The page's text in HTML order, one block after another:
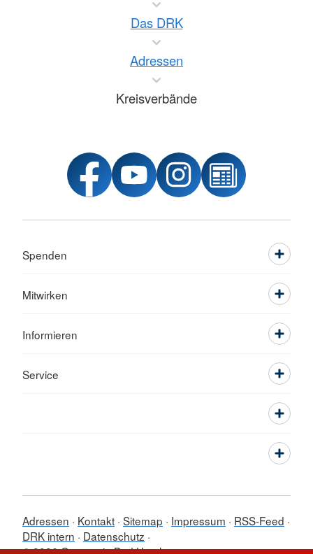
Das DRK
Adressen
Kreisverbände
Spenden
Mitwirken
Informieren
Service
Adressen Kontakt Sitemap Impressum
RSS-Feed
DRK intern
Datenschutz